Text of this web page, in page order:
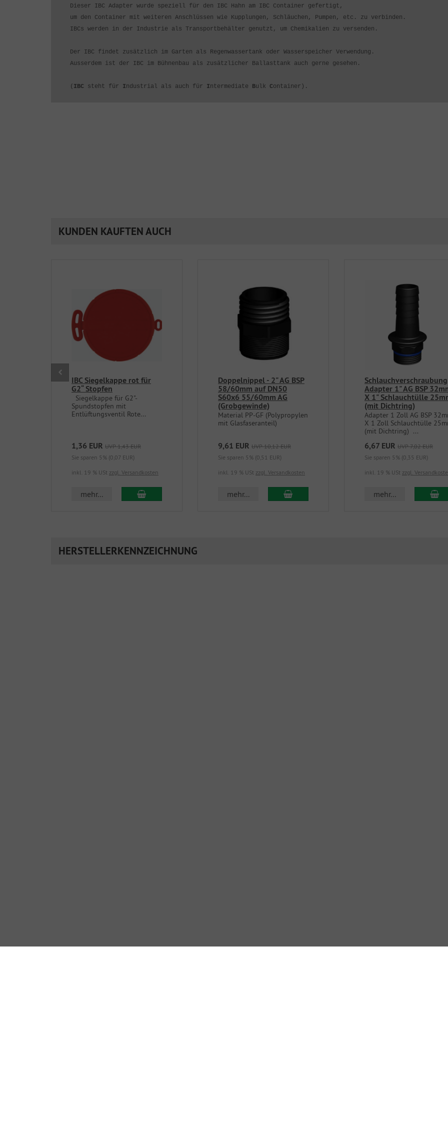
Dieser IBC Adapter wurde speziell für den IBC Hahn am IBC Container gefertigt,
um den Container mit weiteren Anschlüssen wie Kupplungen, Schläuchen, Pumpen, etc. zu verbinden.
IBCs werden in der Industrie als Transportbehälter genutzt, um Chemikalien zu versenden.
Der IBC findet zusätzlich im Garten als Regenwassertank oder Wasserspeicher Verwendung.
Ausserdem ist der IBC im Bühnenbau als zusätzlicher Ballasttank auch gerne gesehen.
( IBC steht für Industrial als auch für Intermediate Bulk Container).
KUNDEN KAUFTEN AUCH
IBC Siegelkappe rot für
G2“ Stopfen
Siegelkappe für G2"-
Spundstopfen mit
Entlüftungsventil Rote...
1,36 EUR UVP 1,43 EUR
Sie sparen 5% (0,07 EUR)
inkl. 19 % USt zzgl. Versandkosten
mehr... In den Warenkorb
Doppelnippel - 2" AG BSP
58/60mm auf DN50
S60x6 55/60mm AG
(Grobgewinde)
Material PP-GF (Polypropylen
mit Glasfaseranteil)
9,61 EUR UVP 10,12 EUR
Sie sparen 5% (0,51 EUR)
inkl. 19 % USt zzgl. Versandkosten
mehr... In den Warenkorb
Schlauchverschraubung
Adapter 1" AG BSP
X 1" Schlauchtülle
(mit Dichtring)
Adapter 1 Zoll AG BSP
X 1 Zoll Schlauchtülle
(mit Dichtring) ...
6,67 EUR UVP 7,02 EUR
Sie sparen 5% (0,35 EUR)
inkl. 19 % USt zzgl.
mehr... In
HERSTELLERKENNZEICHNUNG